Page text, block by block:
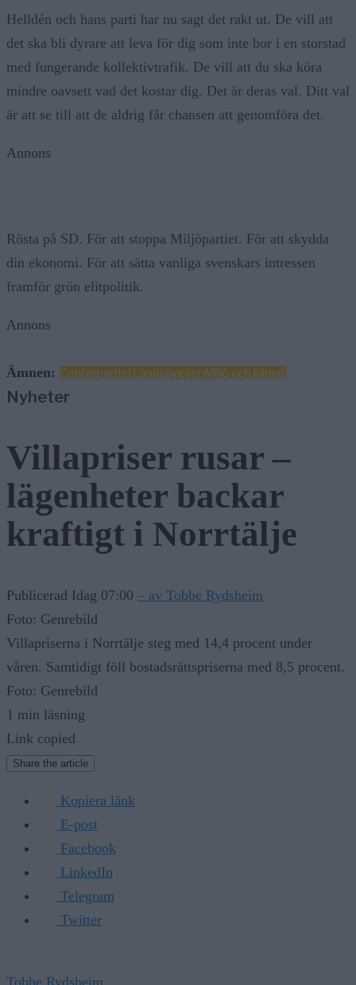
Helldén och hans parti har nu sagt det rakt ut. De vill att
det ska bli dyrare att leva för dig som inte bor i en storstad
med fungerande kollektivtrafik. De vill att du ska köra
mindre oavsett vad det kostar dig. Det är deras val. Ditt val
är att se till att de aldrig får chansen att genomföra det.
Annons
Rösta på SD. För att stoppa Miljöpartiet. För att skydda
din ekonomi. För att sätta vanliga svenskars intressen
framför grön elitpolitik.
Annons
Ämnen: CenterpartietLandsbygdenMiljö och klimat
Nyheter
Villapriser rusar –
lägenheter backar
kraftigt i Norrtälje
Publicerad Idag 07:00 – av Tobbe Rydsheim
Foto: Genrebild
Villapriserna i Norrtälje steg med 14,4 procent under
våren. Samtidigt föll bostadsrättspriserna med 8,5 procent.
Foto: Genrebild
1 min läsning
Link copied
Share the article
Kopiera länk
E-post
Facebook
LinkedIn
Telegram
Twitter
Tobbe Rydsheim